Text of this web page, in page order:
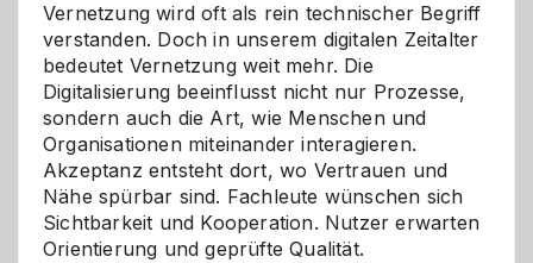
Vernetzung wird oft als rein technischer Begriff
verstanden. Doch in unserem digitalen Zeitalter
bedeutet Vernetzung weit mehr. Die
Digitalisierung beeinflusst nicht nur Prozesse,
sondern auch die Art, wie Menschen und
Organisationen miteinander interagieren.
Akzeptanz entsteht dort, wo Vertrauen und
Nähe spürbar sind. Fachleute wünschen sich
Sichtbarkeit und Kooperation. Nutzer erwarten
Orientierung und geprüfte Qualität.